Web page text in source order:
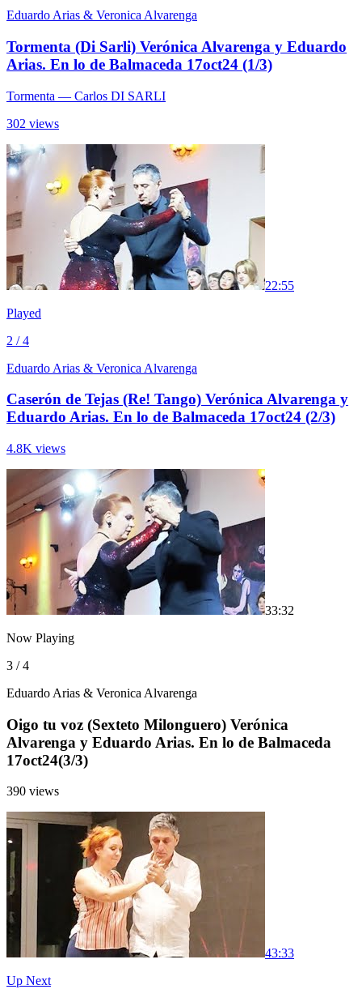
Eduardo Arias & Veronica Alvarenga
Tormenta (Di Sarli) Verónica Alvarenga y Eduardo
Arias. En lo de Balmaceda 17oct24 (1/3)
Tormenta — Carlos DI SARLI
302 views
22:55
Played
2 / 4
Eduardo Arias & Veronica Alvarenga
Caserón de Tejas (Re! Tango) Verónica Alvarenga y
Eduardo Arias. En lo de Balmaceda 17oct24 (2/3)
4.8K views
33:32
Now Playing
3 / 4
Eduardo Arias & Veronica Alvarenga
Oigo tu voz (Sexteto Milonguero) Verónica
Alvarenga y Eduardo Arias. En lo de Balmaceda
17oct24(3/3)
390 views
43:33
Up Next